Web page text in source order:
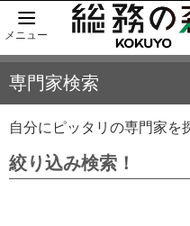
メニュー
専門家検索
自分にピッタリの専門家を
絞り込み検索！